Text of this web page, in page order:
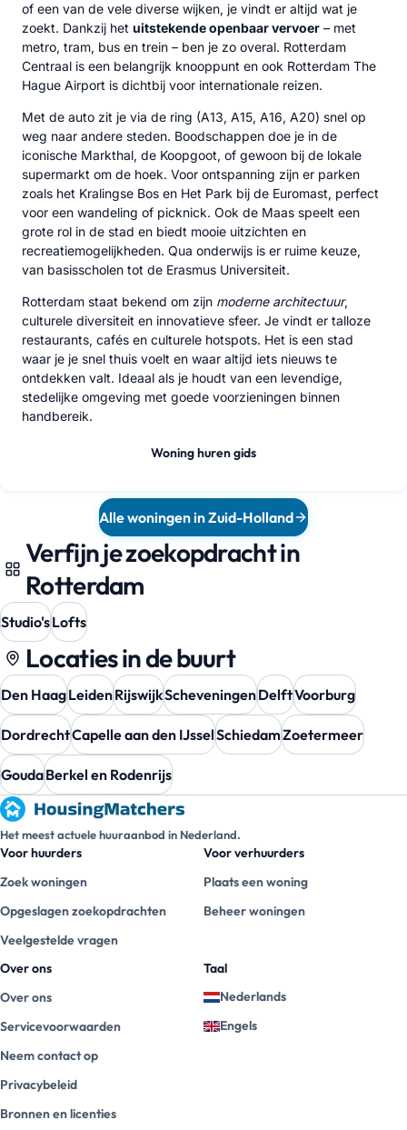
of een van de vele diverse wijken, je vindt er altijd wat je
zoekt. Dankzij het uitstekende openbaar vervoer – met
metro, tram, bus en trein – ben je zo overal. Rotterdam
Centraal is een belangrijk knooppunt en ook Rotterdam The
Hague Airport is dichtbij voor internationale reizen.
Met de auto zit je via de ring (A13, A15, A16, A20) snel op
weg naar andere steden. Boodschappen doe je in de
iconische Markthal, de Koopgoot, of gewoon bij de lokale
supermarkt om de hoek. Voor ontspanning zijn er parken
zoals het Kralingse Bos en Het Park bij de Euromast, perfect
voor een wandeling of picknick. Ook de Maas speelt een
grote rol in de stad en biedt mooie uitzichten en
recreatiemogelijkheden. Qua onderwijs is er ruime keuze,
van basisscholen tot de Erasmus Universiteit.
Rotterdam staat bekend om zijn moderne architectuur,
culturele diversiteit en innovatieve sfeer. Je vindt er talloze
restaurants, cafés en culturele hotspots. Het is een stad
waar je je snel thuis voelt en waar altijd iets nieuws te
ontdekken valt. Ideaal als je houdt van een levendige,
stedelijke omgeving met goede voorzieningen binnen
handbereik.
Woning huren gids
Alle woningen in Zuid-Holland
Verfijn je zoekopdracht in
Rotterdam
Studio'sLofts
Locaties in de buurt
Den HaagLeidenRijswijkScheveningenDelftVoorburg
DordrechtCapelle aan den IJsselSchiedamZoetermeer
GoudaBerkel en Rodenrijs
Het meest actuele huuraanbod in Nederland.
Voor huurders
Zoek woningen
Opgeslagen zoekopdrachten
Veelgestelde vragen
Voor verhuurders
Plaats een woning
Beheer woningen
Over ons
Over ons
Servicevoorwaarden
Neem contact op
Privacybeleid
Bronnen en licenties
Taal
Nederlands
Engels